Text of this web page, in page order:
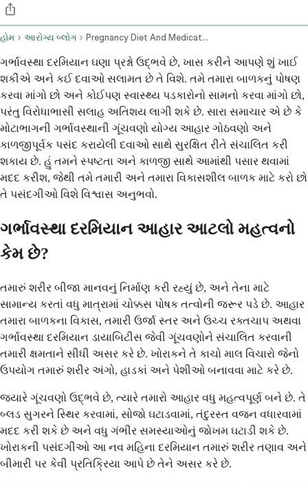
હોમ આરોગ્ય બ્લોગ Pregnancy Diet And Medication Managing Complications
ગર્ભાવસ્થા દરમિયાન ઘણા પ્રશ્નો ઉદ્ભવે છે, ખાસ કરીને આપણે શું ખાઈ
શકીએ અને કઈ દવાઓ સલામત છે તે વિશે. તમે તમારા બાળકનું પોષણ
કરવા માંગો છો અને કોઈપણ સ્વાસ્થ્ય પડકારોનો સામનો કરવા માંગો છો,
પરંતુ વિરોધાભાસી સલાહ અતિશય લાગી શકે છે. સારા સમાચાર એ છે કે
મોટાભાગની ગર્ભાવસ્થાની ગૂંચવણો યોગ્ય આહાર ગોઠવણો અને
કાળજીપૂર્વક પસંદ કરાયેલી દવાઓ સાથે સુરક્ષિત રીતે સંચાલિત કરી
શકાય છે. હું તમને સ્પષ્ટતા અને કાળજી સાથે આમાંથી પસાર થવામાં
મદદ કરીશ, જેથી તમે તમારી અને તમારા વિકાસશીલ બાળક માટે કરો છો
તે પસંદગીઓ વિશે વિશ્વાસ અનુભવો.
ગર્ભાવસ્થા દરમિયાન આહાર આટલો મહત્વનો
કેમ છે?
તમારું શરીર બીજા માનવનું નિર્માણ કરી રહ્યું છે, અને તેના માટે
સામાન્ય કરતાં વધુ માત્રામાં ચોક્કસ પોષક તત્વોની જરૂર પડે છે. આહાર
તમારા બાળકના વિકાસ, તમારી ઉર્જા સ્તર અને ઉચ્ચ રક્તચાપ અથવા
ગર્ભાવસ્થા દરમિયાન ડાયાબિટીસ જેવી ગૂંચવણોને સંચાલિત કરવાની
તમારી ક્ષમતાને સીધી અસર કરે છે. ખોરાકને તે કાચો માલ વિચારો જેનો
ઉપયોગ તમારું શરીર અંગો, હાડકાં અને પેશીઓ બનાવવા માટે કરે છે.
જ્યારે ગૂંચવણો ઉદ્ભવે છે, ત્યારે તમારો આહાર વધુ મહત્વપૂર્ણ બને છે. તે
બ્લડ સુગરને સ્થિર કરવામાં, સોજો ઘટાડવામાં, તંદુરસ્ત વજન વધારવામાં
મદદ કરી શકે છે અને વધુ ગંભીર સમસ્યાઓનું જોખમ ઘટાડી શકે છે.
ખોરાકની પસંદગીઓ આ નવ મહિના દરમિયાન તમારું શરીર તણાવ અને
બીમારી પર કેવી પ્રતિક્રિયા આપે છે તેને અસર કરે છે.